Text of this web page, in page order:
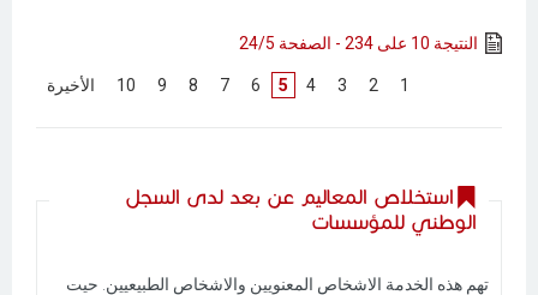
النتيجة 10 على 234 - الصفحة 24/5
1
2
3
4
5
6
7
8
9
10 الأخيرة
استخلاص المعاليم عن بعد لدى السجل
الوطني للمؤسسات
تهم هذه الخدمة الاشخاص المعنويين والاشخاص الطبيعيين. حيت